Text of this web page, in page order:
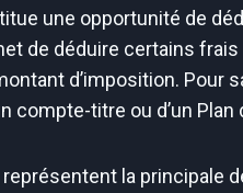
une opportunité de
de déduire certains
d’imposition. Pour
compte-titre ou d’un Plan
la principale